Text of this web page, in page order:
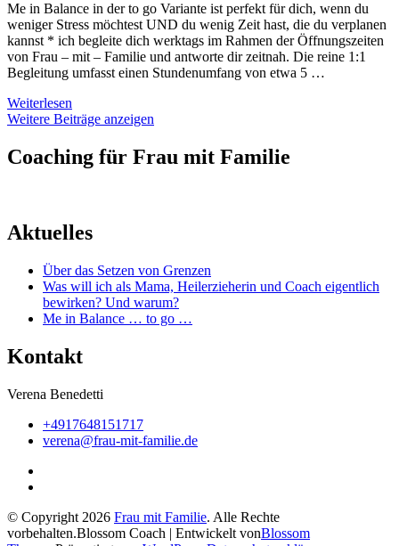
Me in Balance in der to go Variante ist perfekt für dich, wenn du
weniger Stress möchtest UND du wenig Zeit hast, die du verplanen
kannst * ich begleite dich werktags im Rahmen der Öffnungszeiten
von Frau – mit – Familie und antworte dir zeitnah. Die reine 1:1
Begleitung umfasst einen Stundenumfang von etwa 5 …
Weiterlesen
Weitere Beiträge anzeigen
Coaching für Frau mit Familie
Aktuelles
Über das Setzen von Grenzen
Was will ich als Mama, Heilerzieherin und Coach eigentlich
bewirken? Und warum?
Me in Balance … to go …
Kontakt
Verena Benedetti
+4917648151717
verena@frau-mit-familie.de
© Copyright 2026 Frau mit Familie. Alle Rechte
vorbehalten.Blossom Coach | Entwickelt vonBlossom